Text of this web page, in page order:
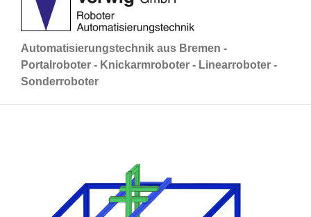
Automatisierungstechnik aus Bremen -
Portalroboter - Knickarmroboter - Linearroboter -
Sonderroboter